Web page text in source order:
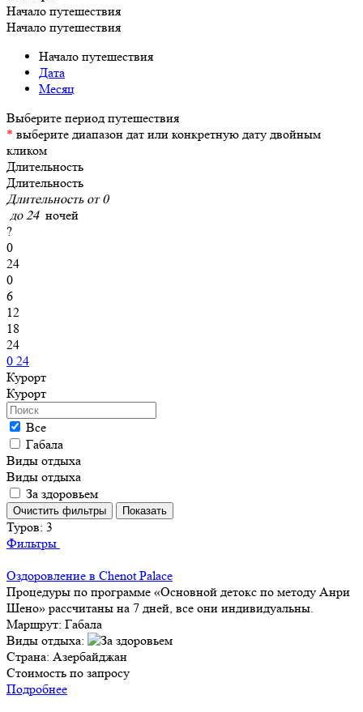
Начало путешествия
Начало путешествия
Начало путешествия
Дата
Месяц
* выберите диапазон дат или конкретную дату двойным
кликом
Длительность
Длительность
Длительность от0
до24 ночей
?
0
24
0
6
12
18
24
0 24
Курорт
Курорт
Все
Габала
Виды отдыха
Виды отдыха
За здоровьем
Туров: 3
Фильтры
Оздоровление в Chenot Palace
Процедуры по программе «Основной детокс по методу Анри
Шено» рассчитаны на 7 дней, все они индивидуальны.
Маршрут: Габала
Виды отдыха:
Страна: Азербайджан
Стоимость по запросу
Подробнее